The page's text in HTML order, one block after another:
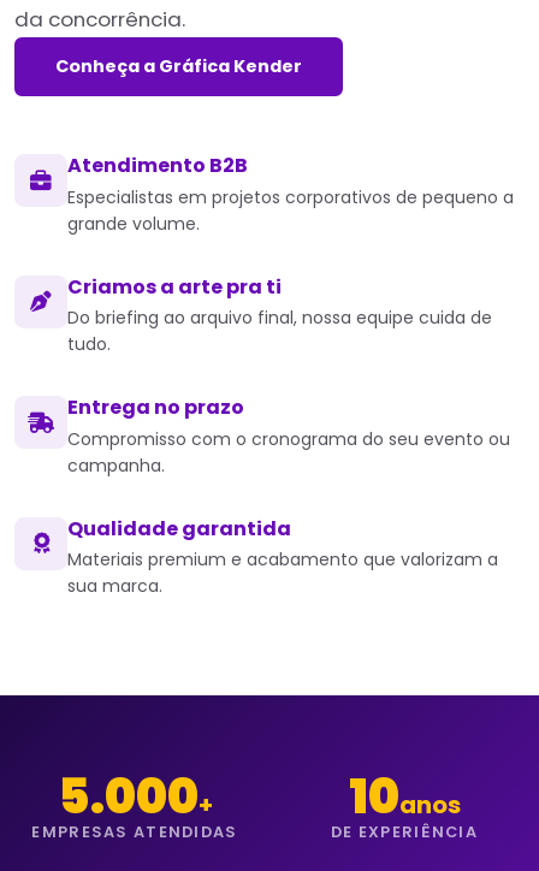
da concorrência.
Conheça a Gráfica Kender
Atendimento B2B
Especialistas em projetos corporativos de pequeno a
grande volume.
Criamos a arte pra ti
Do briefing ao arquivo final, nossa equipe cuida de
tudo.
Entrega no prazo
Compromisso com o cronograma do seu evento ou
campanha.
Qualidade garantida
Materiais premium e acabamento que valorizam a
sua marca.
5.000+
EMPRESAS ATENDIDAS
10anos
DE EXPERIÊNCIA